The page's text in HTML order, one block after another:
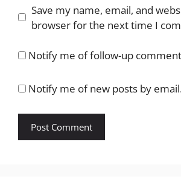
Save my name, email, and
browser for the next time I
Notify me of follow-up
Notify me of new posts by